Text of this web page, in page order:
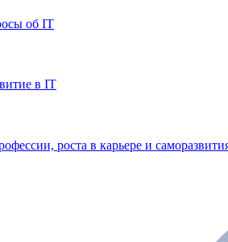
об IT
в IT
роста в карьере и